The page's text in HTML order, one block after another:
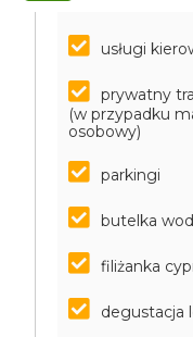
usługi
prywatny
(w przypadku
osobowy)
parkingi
butelka
filiżanka
degustacja